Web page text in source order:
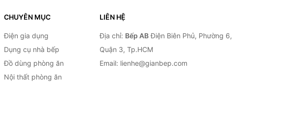
CHUYÊN MỤC
Điện gia dụng
Dụng cụ nhà bếp
Đồ dùng phòng ăn
Nội thất phòng ăn
LIÊN HỆ
Địa chỉ: Bếp ABĐiện Biên Phủ, Phường 6,
Quận 3, Tp.HCM
Email: lienhe@gianbep.com